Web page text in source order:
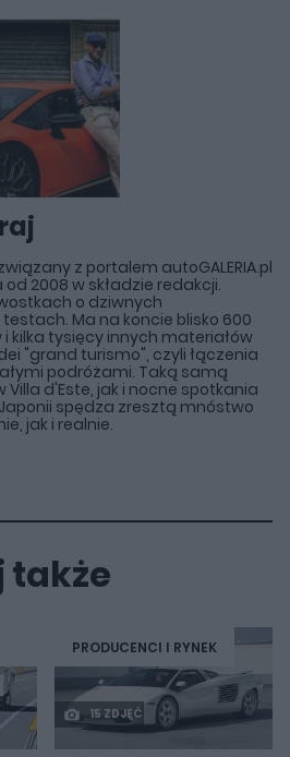
z portalem autoGALERIA.pl
2008 w składzie redakcji.
o dziwnych
Ma na koncie blisko 600
kilka tysięcy innych materiałów
"grand turismo", czyli łączenia
podróżami. Taką samą
d'Este, jak i nocne spotkania
spędza zresztą mnóstwo
jak i realnie.
także
PRODUCENCI I RYNEK
15 ZDJĘĆ